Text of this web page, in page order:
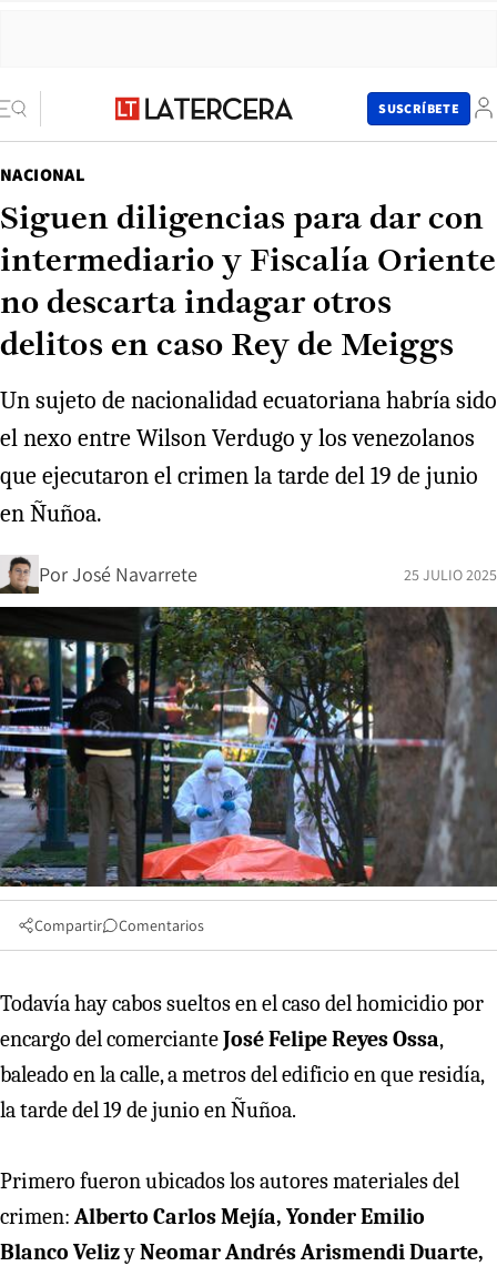
SUSCRÍBETE
NACIONAL
Siguen diligencias para dar con
intermediario y Fiscalía Oriente
no descarta indagar otros
delitos en caso Rey de Meiggs
Un sujeto de nacionalidad ecuatoriana habría sido
el nexo entre Wilson Verdugo y los venezolanos
que ejecutaron el crimen la tarde del 19 de junio
en Ñuñoa.
PorJosé Navarrete 25 JULIO 2025
Compartir Comentarios
Todavía hay cabos sueltos en el caso del homicidio por
encargo del comercianteJosé Felipe Reyes Ossa,
baleado en la calle, a metros del edificio en que residía,
la tarde del 19 de junio en Ñuñoa.
Primero fueron ubicados los autores materiales del
crimen: Alberto Carlos Mejía, Yonder Emilio
Blanco VelizyNeomar Andrés Arismendi Duarte,